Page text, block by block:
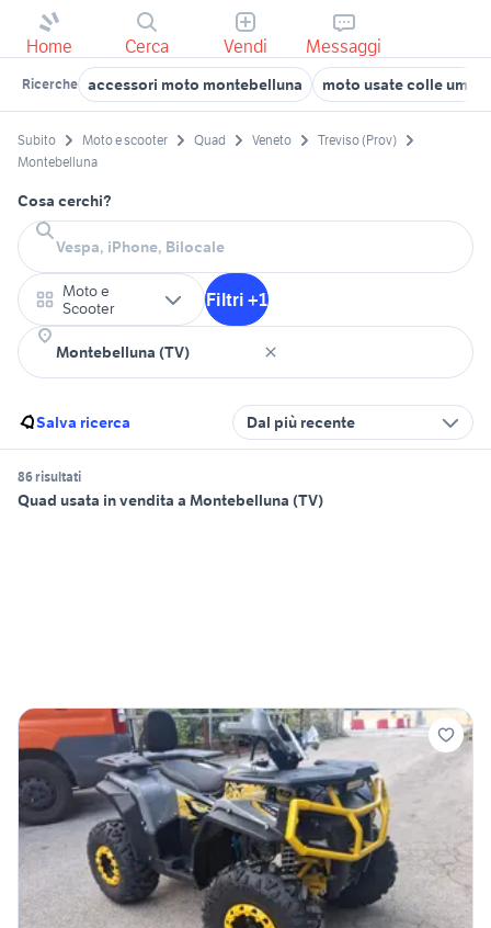
Home Cerca Vendi Messaggi
Ricerche accessori moto montebelluna moto usate colle
Subito Moto e scooter Quad Veneto
Treviso (Prov)
Montebelluna
Cosa cerchi?
Moto e
Scooter
Filtri +1
Salva ricerca Dal più recente
86 risultati
Quad usata in vendita a Montebelluna (TV)